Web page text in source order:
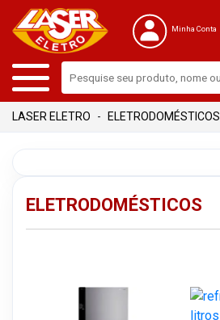
Minha Conta
ELETRODOMÉSTICOS
ELETRODOMÉSTICOS